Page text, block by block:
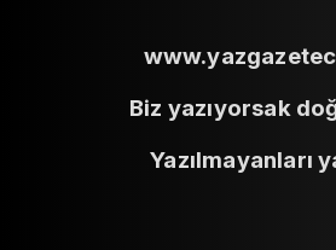
Biz yazıyorsak
Yazılmayanları